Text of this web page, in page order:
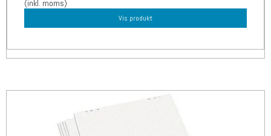
(inkl. moms)
Vis produkt